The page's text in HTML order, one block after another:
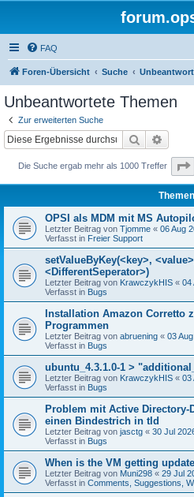
FAQ
Foren-Übersicht Suche
Unbeantwortete Themen
Zur erweiterten Suche
Suche
Die Suche ergab mehr als 1000 Treffer
Themen
OPSI als MDM mit MS
Letzter Beitrag von Tjomme « 06 Aug
Verfasst in Freier Support
setValueByKey(<key>,
<DifferentSeperator>)
Letzter Beitrag von KrawczykHIS « 04
Verfasst in Bugs
Installation Amazon Corretto
Programmen
Letzter Beitrag von abruening « 03
Verfasst in Bugs
ubuntu_4.3.1.0-1 >
Letzter Beitrag von KrawczykHIS « 03
Verfasst in Bugs
Problem mit Active Directory-
einen Bindestrich in tld
Letzter Beitrag von jasctg « 30 Jul
Verfasst in Bugs
When is the VM getting
Letzter Beitrag von Muni298 « 29 Jul
Verfasst in Comments, Suggestions,